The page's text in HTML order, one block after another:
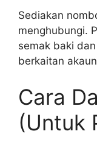
Sediakan
menghubungi.
semak baki
berkaitan
Cara
(Untuk